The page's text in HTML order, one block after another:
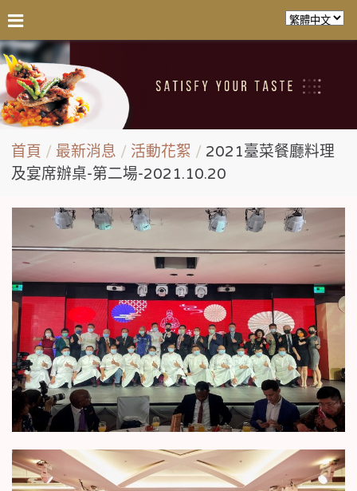
首頁 最新消息 活動花絮
2021臺菜餐廳料理
及宴席辦桌-第二場-2021.10.20